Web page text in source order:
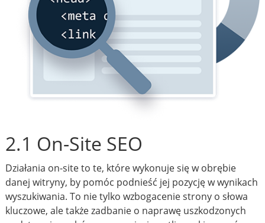
2.1 On-Site SEO
Działania on-site to te, które wykonuje się w obrębie
danej witryny, by pomóc podnieść jej pozycję w wynikach
wyszukiwania. To nie tylko wzbogacenie strony o słowa
kluczowe, ale także zadbanie o naprawę uszkodzonych